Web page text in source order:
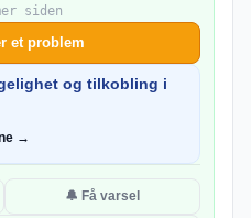
siden
et problem
og tilkobling i
→
🔔 Få varsel